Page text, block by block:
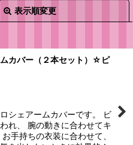
表示順変更
む
閉じる
カバー（２本セット）☆ピ
シェアームカバーです。 ビ
れ、 腕の動きに合わせてキ
手持ちの衣装に合わせて、